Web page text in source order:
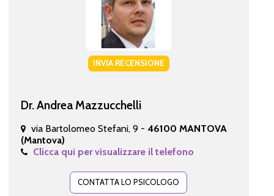
INVIA RECENSIONE
Dr. Andrea Mazzucchelli
via Bartolomeo Stefani, 9 - 46100 MANTOVA
(Mantova)
Clicca qui per visualizzare il telefono
CONTATTA LO PSICOLOGO